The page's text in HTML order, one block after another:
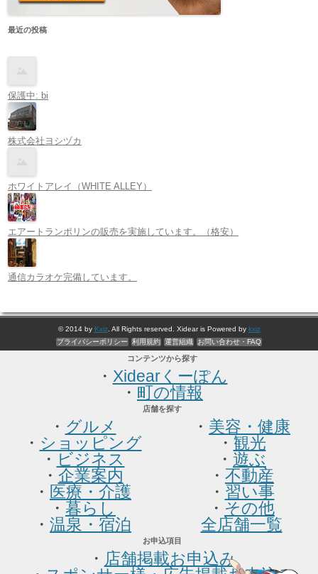
最近の投稿
保護中: bi
株式会社ヨシヅカ
ホワイトアレイ（WHITE ALLEY）
エアートランポリンの販売を実施しています。（格安）
通信カラオケ完備しています。
© 2014 by Kxiz. All Rights reserved. Xidear is Powered by kxiz
プライバシーポリシー
利用規約 運営組織 お問い合わせ・FAQ
コンテンツから探す
・ Xidearくーぽん
・ 町の情報
店舗を探す
・ グルメ
・ ショッピング
・ ビジネス
・ 企業案内
・ 医療・介護
・ 暮らし
・ 温泉・宿泊
・ 美容・健康
・ 観光
・ 遊ぶ
・ 不動産
・ 習い事
・ その他
全店舗一覧
お申込項目
・ 店舗掲載お申込み